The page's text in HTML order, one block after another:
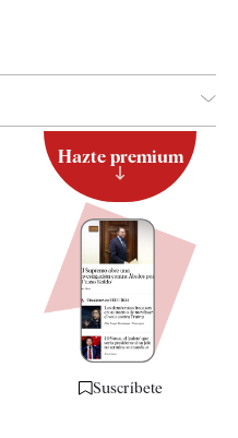
Hazte premium
Suscríbete